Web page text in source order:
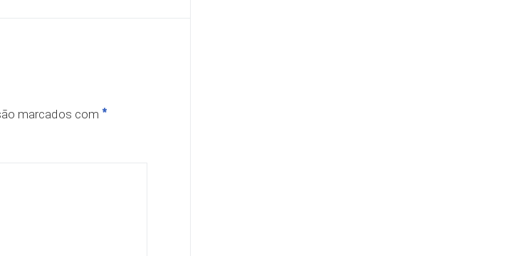
marcados com *